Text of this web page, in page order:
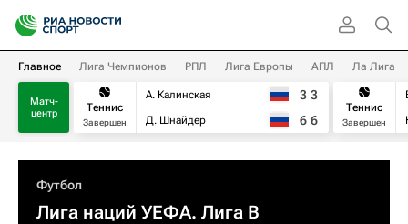
Главное Лига Чемпионов РПЛ Лига Европы АПЛ Ла Лига
Матч-
центр
Теннис
Завершен
А. Калинская
Д. Шнайдер
3 3
6 6
Теннис
Завершен
Футбол
Лига наций УЕФА. Лига B